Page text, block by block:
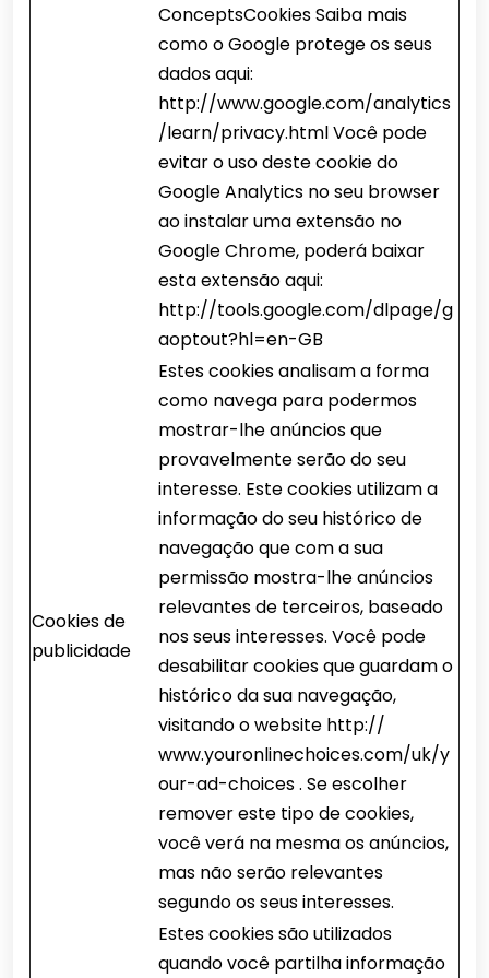
ConceptsCookies Saiba mais
como o Google protege os seus
dados aqui:
http://www.google.com/analytics
/learn/privacy.html Você pode
evitar o uso deste cookie do
Google Analytics no seu browser
ao instalar uma extensão no
Google Chrome, poderá baixar
esta extensão aqui:
http://tools.google.com/dlpage/g
aoptout?hl=en-GB
Cookies de
publicidade
Estes cookies analisam a forma
como navega para podermos
mostrar-lhe anúncios que
provavelmente serão do seu
interesse. Este cookies utilizam a
informação do seu histórico de
navegação que com a sua
permissão mostra-lhe anúncios
relevantes de terceiros, baseado
nos seus interesses. Você pode
desabilitar cookies que guardam o
histórico da sua navegação,
visitando o website http://
www.youronlinechoices.com/uk/y
our-ad-choices . Se escolher
remover este tipo de cookies,
você verá na mesma os anúncios,
mas não serão relevantes
segundo os seus interesses.
Estes cookies são utilizados
quando você partilha informação